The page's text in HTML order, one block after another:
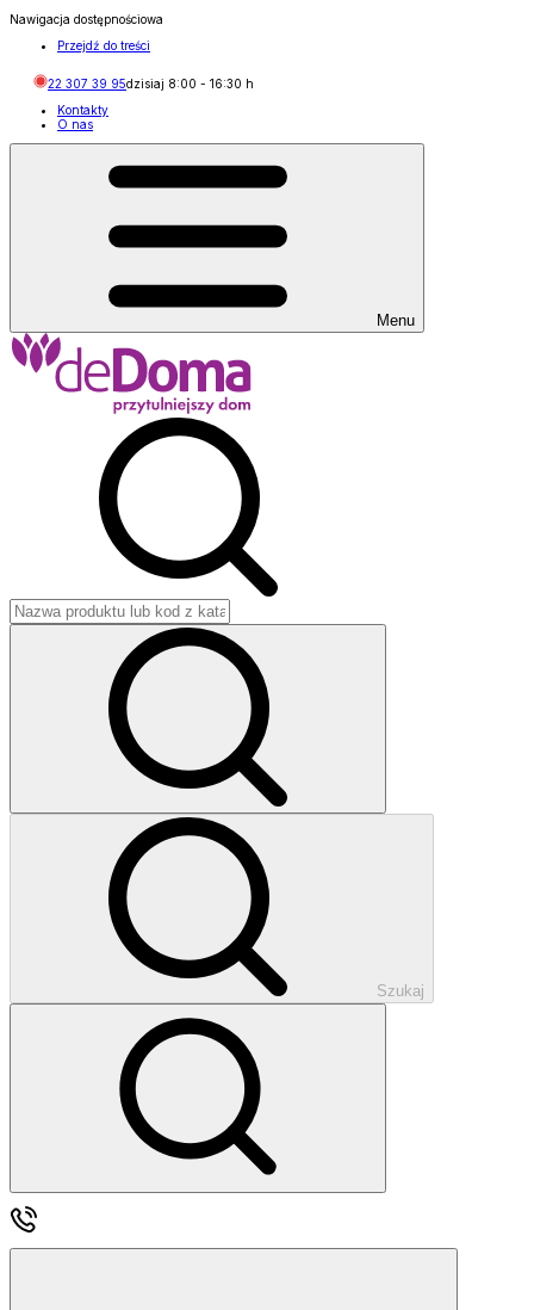
Nawigacja dostępnościowa
Przejdź do treści
22 307 39 95dzisiaj 8:00 - 16:30 h
Kontakty
O nas
Menu
Szukaj